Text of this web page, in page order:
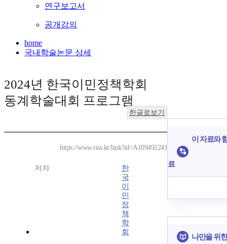
연구보고서
공개강의
home
국내학술논문 상세
2024년 한국이민정책학회
동계학술대회 프로그램
한글로보기
https://www.riss.kr/link?id=A109492241
저자
한
국
이
민
정
책
학
회
이 자료와
료
나만을 위